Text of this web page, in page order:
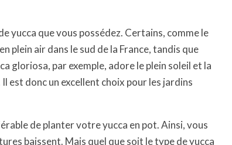
yucca que vous possédez. Certains, comme le
plein air dans le sud de la France, tandis que
gloriosa, par exemple, adore le plein soleil et la
est donc un excellent choix pour les jardins
de planter votre yucca en pot. Ainsi, vous
baissent. Mais quel que soit le type de yucca